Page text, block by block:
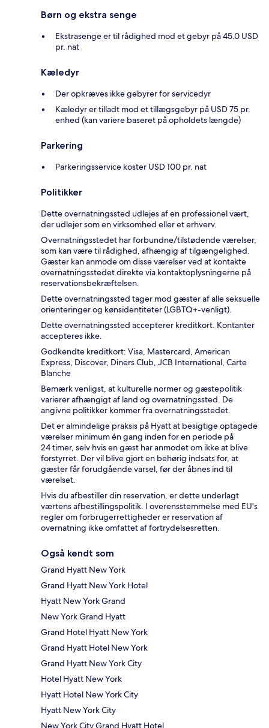
Børn og ekstra senge
Ekstrasenge er til rådighed mod et gebyr på 45.0 USD
pr. nat
Kæledyr
Der opkræves ikke gebyrer for servicedyr
Kæledyr er tilladt mod et tillægsgebyr på USD 75 pr.
enhed (kan variere baseret på opholdets længde)
Parkering
Parkeringsservice koster USD 100 pr. nat
Politikker
Dette overnatningssted udlejes af en professionel vært,
der udlejer som en virksomhed eller et erhverv.
Overnatningsstedet har forbundne/tilstødende værelser,
som kan være til rådighed, afhængig af tilgængelighed.
Gæster kan anmode om disse værelser ved at kontakte
overnatningsstedet direkte via kontaktoplysningerne på
reservationsbekræftelsen.
Dette overnatningssted tager mod gæster af alle seksuelle
orienteringer og kønsidentiteter (LGBTQ+-venligt).
Dette overnatningssted accepterer kreditkort. Kontanter
accepteres ikke.
Godkendte kreditkort: Visa, Mastercard, American
Express, Discover, Diners Club, JCB International, Carte
Blanche
Bemærk venligst, at kulturelle normer og gæstepolitik
varierer afhængigt af land og overnatningssted. De
angivne politikker kommer fra overnatningsstedet.
Det er almindelige praksis på Hyatt at besigtige optagede
værelser minimum én gang inden for en periode på
24 timer, selv hvis en gæst har anmodet om ikke at blive
forstyrret. Der vil blive gjort en behørig indsats for, at
gæster får forudgående varsel, før der åbnes ind til
værelset.
Hvis du afbestiller din reservation, er dette underlagt
værtens afbestillingspolitik. I overensstemmelse med EU's
regler om forbrugerrettigheder er reservation af
overnatning ikke omfattet af fortrydelsesretten.
Også kendt som
Grand Hyatt New York
Grand Hyatt New York Hotel
Hyatt New York Grand
New York Grand Hyatt
Grand Hotel Hyatt New York
Grand Hyatt Hotel New York
Grand Hyatt New York City
Hotel Hyatt New York
Hyatt Hotel New York City
Hyatt New York City
New York City Grand Hyatt Hotel